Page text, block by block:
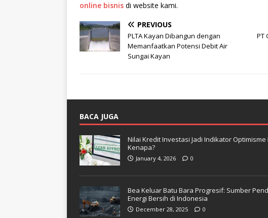
online bisnis di website kami.
PREVIOUS
PLTA Kayan Dibangun dengan
Memanfaatkan Potensi Debit Air
Sungai Kayan
PT
BACA JUGA
Nilai Kredit Investasi Jadi Indikator
Kenapa?
January 4, 2026 0
Bea Keluar Batu Bara Progresif: Sumber
Energi Bersih di Indonesia
December 28, 2025 0